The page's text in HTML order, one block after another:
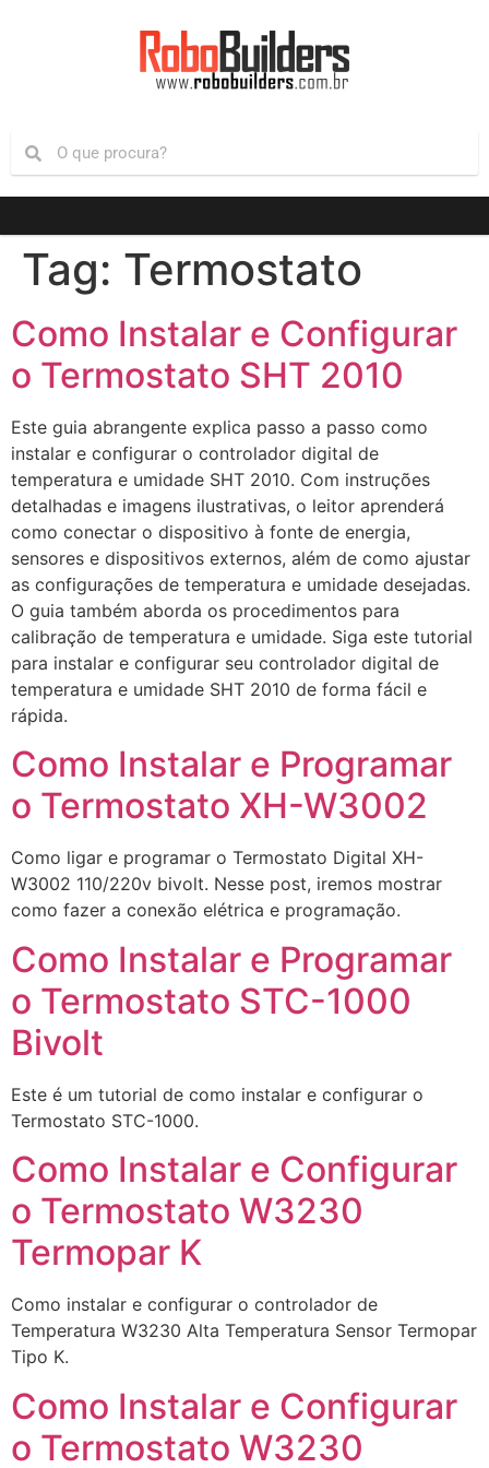
Tag: Termostato
Como Instalar e Configurar
o Termostato SHT 2010
Este guia abrangente explica passo a passo como
instalar e configurar o controlador digital de
temperatura e umidade SHT 2010. Com instruções
detalhadas e imagens ilustrativas, o leitor aprenderá
como conectar o dispositivo à fonte de energia,
sensores e dispositivos externos, além de como ajustar
as configurações de temperatura e umidade desejadas.
O guia também aborda os procedimentos para
calibração de temperatura e umidade. Siga este tutorial
para instalar e configurar seu controlador digital de
temperatura e umidade SHT 2010 de forma fácil e
rápida.
Como Instalar e Programar
o Termostato XH-W3002
Como ligar e programar o Termostato Digital XH-
W3002 110/220v bivolt. Nesse post, iremos mostrar
como fazer a conexão elétrica e programação.
Como Instalar e Programar
o Termostato STC-1000
Bivolt
Este é um tutorial de como instalar e configurar o
Termostato STC-1000.
Como Instalar e Configurar
o Termostato W3230
Termopar K
Como instalar e configurar o controlador de
Temperatura W3230 Alta Temperatura Sensor Termopar
Tipo K.
Como Instalar e Configurar
o Termostato W3230